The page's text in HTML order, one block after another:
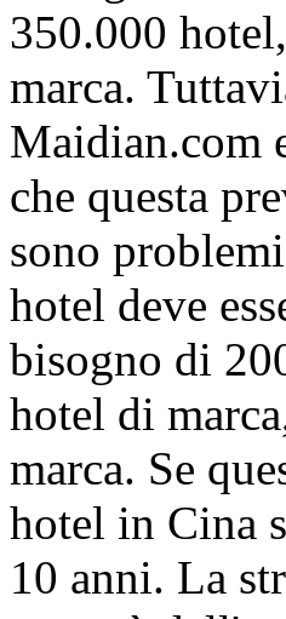
350.000
marca.
Maidian.com
che questa
sono
hotel deve
bisogno di
hotel di
marca. Se
hotel in Cina
10 anni. La